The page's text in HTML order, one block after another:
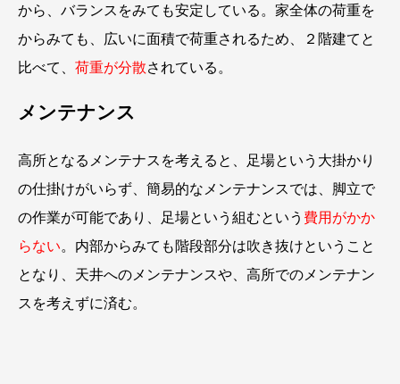
から、バランスをみても安定している。家全体の荷重を
からみても、広いに面積で荷重されるため、２階建てと
比べて、 荷重が分散されている。
メンテナンス
高所となるメンテナスを考えると、足場という大掛かり
の仕掛けがいらず、簡易的なメンテナンスでは、脚立で
の作業が可能であり、足場という組むという 費用がかか
らない。内部からみても階段部分は吹き抜けということ
となり、天井へのメンテナンスや、高所でのメンテナン
スを考えずに済む。